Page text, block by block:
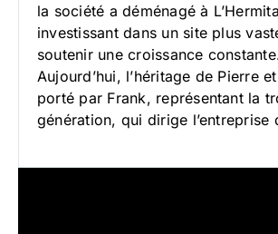
la société a déménagé à
investissant dans un site plus
soutenir une croissance
Aujourd’hui, l’héritage de Pierre
porté par Frank, représentant la
génération, qui dirige l’entreprise